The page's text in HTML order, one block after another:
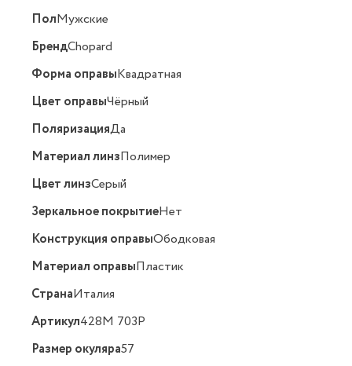
ПолМужские
БрендChopard
Форма оправыКвадратная
Цвет оправыЧёрный
ПоляризацияДа
Материал линзПолимер
Цвет линзСерый
Зеркальное покрытиеНет
Конструкция оправыОбодковая
Материал оправыПластик
СтранаИталия
Артикул428M 703P
Размер окуляра57